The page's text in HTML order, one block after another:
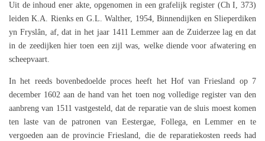
Uit de inhoud ener akte, opgenomen in een grafelijk register (Ch I, 373)
leiden K.A. Rienks en G.L. Walther, 1954, Binnendijken en Slieperdiken
yn Fryslân, af, dat in het jaar 1411 Lemmer aan de Zuiderzee lag en dat
in de zeedijken hier toen een zijl was, welke diende voor afwatering en
scheepvaart.
In het reeds bovenbedoelde proces heeft het Hof van Friesland op 7
december 1602 aan de hand van het toen nog volledige register van den
aanbreng van 1511 vastgesteld, dat de reparatie van de sluis moest komen
ten laste van de patronen van Eestergae, Follega, en Lemmer en te
vergoeden aan de provincie Friesland, die de reparatiekosten reeds had